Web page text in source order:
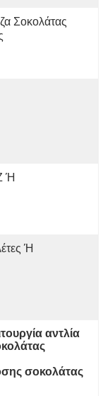
Σοκολάτας
Ή
Ή
αντλία
σοκολάτας